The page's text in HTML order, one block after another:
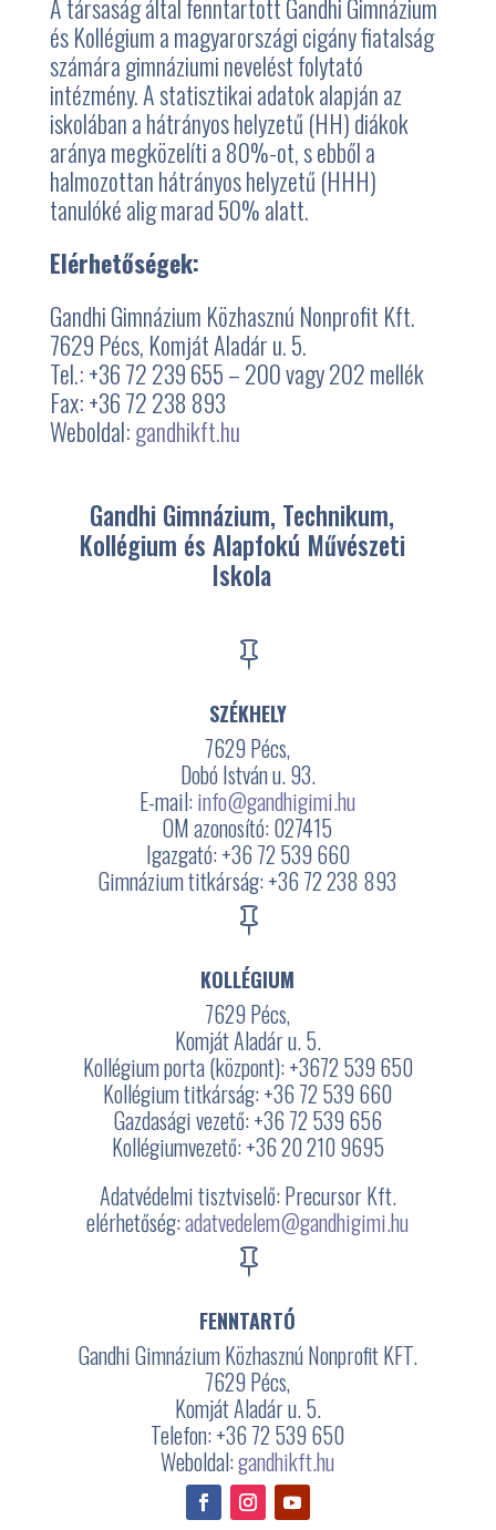
A társaság által fenntartott Gandhi Gimnázium
és Kollégium a magyarországi cigány fiatalság
számára gimnáziumi nevelést folytató
intézmény. A statisztikai adatok alapján az
iskolában a hátrányos helyzetű (HH) diákok
aránya megközelíti a 80%-ot, s ebből a
halmozottan hátrányos helyzetű (HHH)
tanulóké alig marad 50% alatt.
Elérhetőségek:
Gandhi Gimnázium Közhasznú Nonprofit Kft.
7629 Pécs, Komját Aladár u. 5.
Tel.: +36 72 239 655 – 200 vagy 202 mellék
Fax: +36 72 238 893
Weboldal:gandhikft.hu
Gandhi Gimnázium, Technikum,
Kollégium és Alapfokú Művészeti
Iskola

SZÉKHELY
7629 Pécs,
Dobó István u. 93.
E-mail:info@gandhigimi.hu
OM azonosító: 027415
Igazgató: +36 72 539 660
Gimnázium titkárság: +36 72 238 893

KOLLÉGIUM
7629 Pécs,
Komját Aladár u. 5.
Kollégium porta (központ): +3672 539 650
Kollégium titkárság: +36 72 539 660
Gazdasági vezető: +36 72 539 656
Kollégiumvezető: +36 20 210 9695
Adatvédelmi tisztviselő: Precursor Kft.
elérhetőség:adatvedelem@gandhigimi.hu

FENNTARTÓ
Gandhi Gimnázium Közhasznú Nonprofit KFT.
7629 Pécs,
Komját Aladár u. 5.
Telefon: +36 72 539 650
Weboldal:gandhikft.hu